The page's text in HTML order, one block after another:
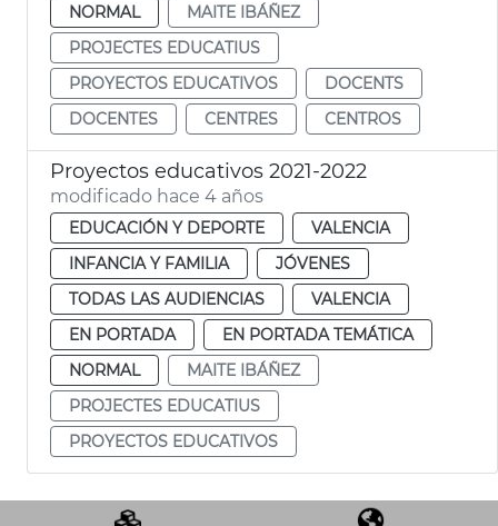
NORMAL
MAITE IBÁÑEZ
PROJECTES EDUCATIUS
PROYECTOS EDUCATIVOS
DOCENTS
DOCENTES
CENTRES CENTROS
Proyectos educativos 2021-2022
modificado hace 4 años
EDUCACIÓN Y DEPORTE
VALENCIA
INFANCIA Y FAMILIA
JÓVENES
TODAS LAS AUDIENCIAS
VALENCIA
EN PORTADA
EN PORTADA TEMÁTICA
NORMAL
MAITE IBÁÑEZ
PROJECTES EDUCATIUS
PROYECTOS EDUCATIVOS